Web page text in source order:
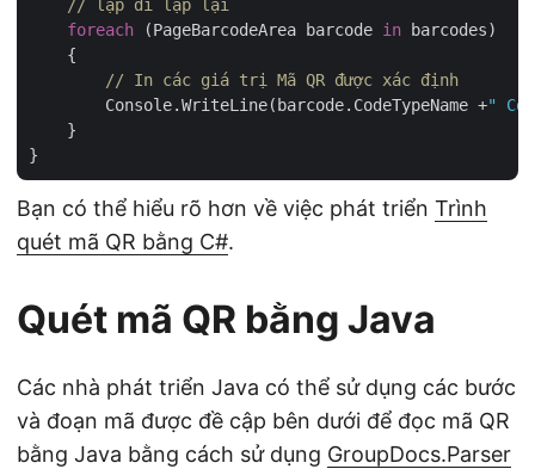
// lặp đi lặp lại
foreach (PageBarcodeArea barcode in barcodes)
    {
// In các giá trị Mã QR được xác định
        Console.WriteLine(barcode.CodeTypeName +
"
    }
Bạn có thể hiểu rõ hơn về việc phát triển Trình
quét mã QR bằng C#.
Quét mã QR bằng Java
Các nhà phát triển Java có thể sử dụng các bước
và đoạn mã được đề cập bên dưới để đọc mã QR
bằng Java bằng cách sử dụng GroupDocs.Parser